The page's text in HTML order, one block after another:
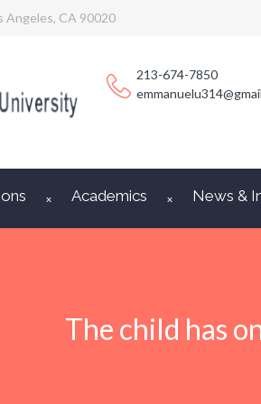
Angeles, CA 90020
213-674-7850
Academics News &
The child has